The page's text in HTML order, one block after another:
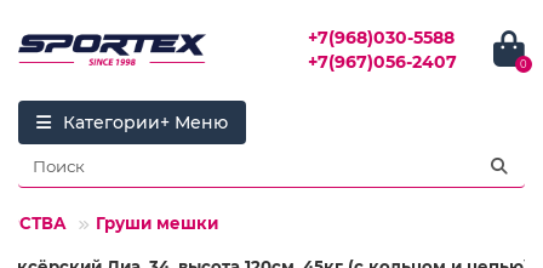
+7(968)030-5588
+7(967)056-2407
0
Категории
Груши мешки